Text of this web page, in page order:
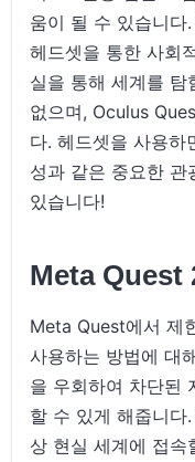
움이 될 수 있습니다
헤드셋을 통한 사회
실을 통해 세계를 탐
없으며, Oculus
다. 헤드셋을 사용하
성과 같은 중요한
있습니다!
Meta Quest
Meta Quest에서 제
사용하는 방법에 대
을 우회하여 차단된
할 수 있게 해줍니다
상 현실 세계에 접속